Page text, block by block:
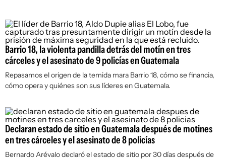
Barrio 18, la violenta pandilla detrás del motín en tres
cárceles y el asesinato de 9 policías en Guatemala
Repasamos el origen de la temida mara Barrio 18, cómo se financia,
cómo opera y quiénes son sus líderes en Guatemala.
Declaran estado de sitio en Guatemala después de motines
en tres cárceles y el asesinato de 8 policías
Bernardo Arévalo declaró el estado de sitio por 30 días después de